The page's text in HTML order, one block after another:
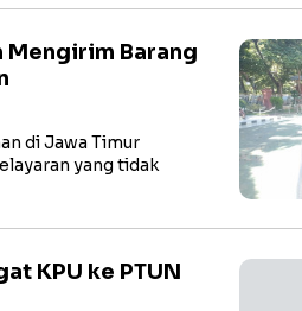
Mengirim Barang
di Jawa Timur
yang tidak
KPU ke PTUN